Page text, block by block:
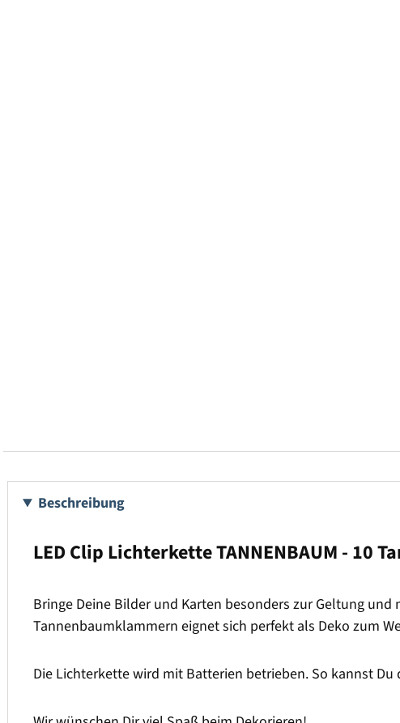
Beschreibung
LED Clip Lichterkette TANNENBAUM - 10
Bringe Deine Bilder und Karten besonders zur Geltung
Tannenbaumklammern eignet sich perfekt als Deko zum
Die Lichterkette wird mit Batterien betrieben. So kannst